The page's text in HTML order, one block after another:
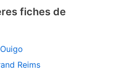
fiches de
Reims